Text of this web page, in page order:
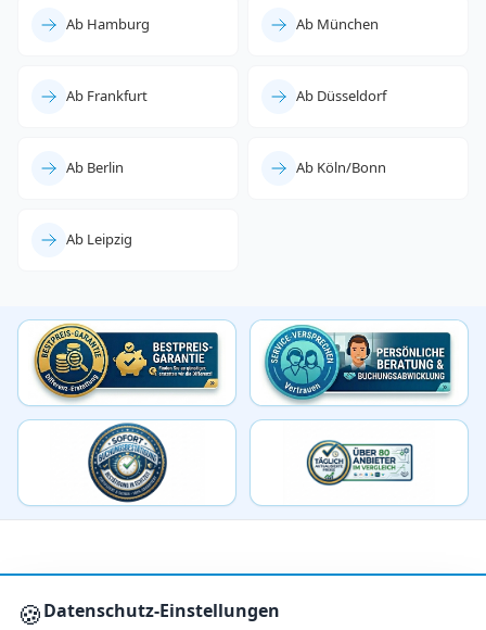
Ab Hamburg Ab München
Ab Frankfurt Ab Düsseldorf
Ab Berlin Ab Köln/Bonn
Ab Leipzig
🍪Datenschutz-Einstellungen